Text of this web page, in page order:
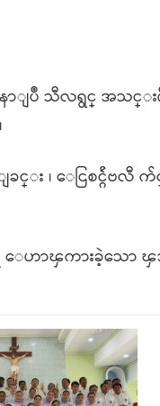
ာျပဳ သီလရွင္ အသင္
ခင္း ၊ ေငြစင္ဂ်ဴဗလီ
ေဟာၾကားခဲ့သော ၾ